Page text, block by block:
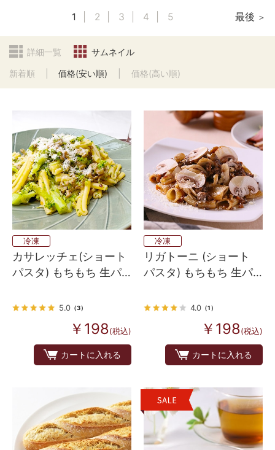
1 2 3 4 5 最後
詳細一覧 サムネイル
新着順 価格(安い順) 価格(高い順)
冷凍
カサレッチェ(ショート
パスタ) もちもち 生パ
5.0（3）
￥198(税込)
カートに入れる
冷凍
リガトーニ (ショート
パスタ) もちもち 生パ
4.0（1）
￥198(税込)
カートに入れる